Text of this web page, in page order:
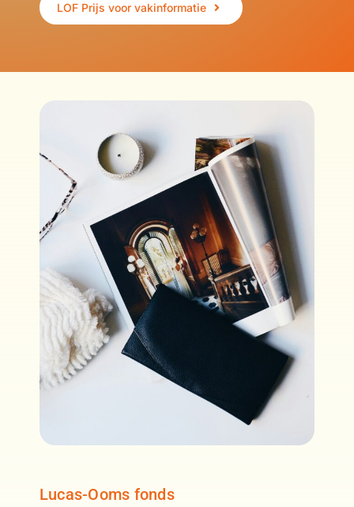
LOF Prijs voor vakinformatie
Lucas-Ooms fonds